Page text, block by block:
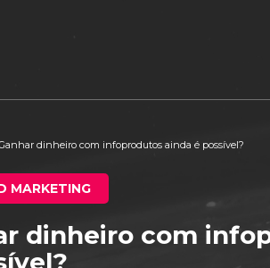
dinheiro com infoprodutos ainda é possível?
MARKETING
dinheiro com